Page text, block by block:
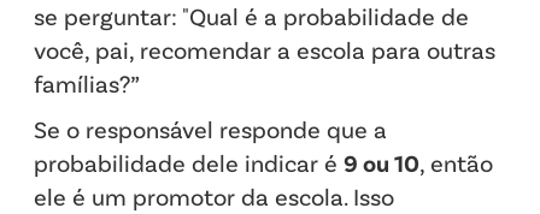
se perguntar: "Qual é a probabilidade de
você, pai, recomendar a escola para outras
famílias?”
Se o responsável responde que a
probabilidade dele indicar é 9 ou 10, então
ele é um promotor da escola. Isso